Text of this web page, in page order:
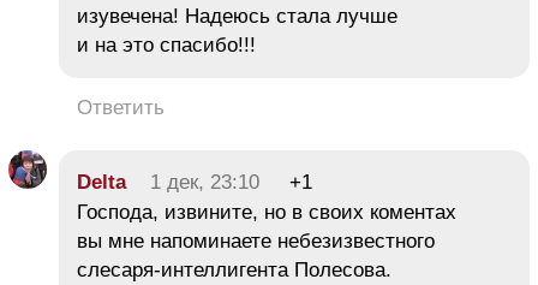
изувечена! Надеюсь стала лучше
и на это спасибо!!!
Ответить
Delta 1 дек, 23:10
+1
Господа, извините, но в своих коментах
вы мне напоминаете небезизвестного
слесаря-интеллигента Полесова.